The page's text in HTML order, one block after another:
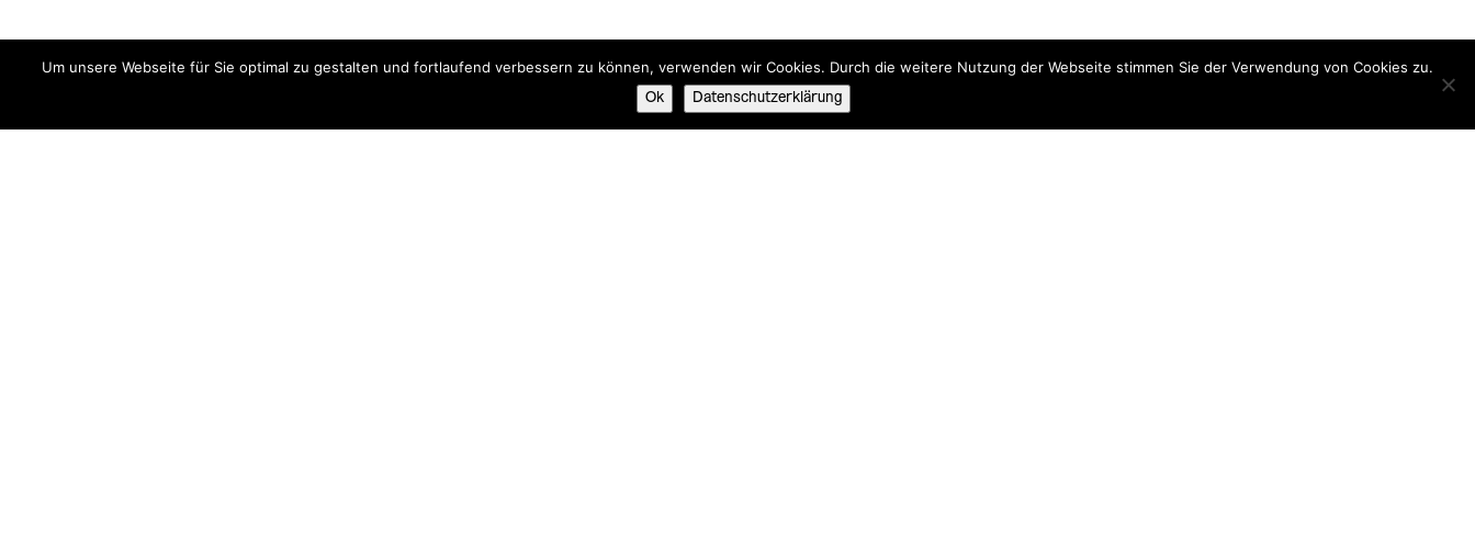
Um unsere Webseite für Sie optimal zu gestalten und fortlaufend verbessern zu können, verwenden wir Cookies. Durch die weitere Nutzung der Webseite stimmen Sie der Verwendung von Cookies zu.
Ok Datenschutzerklärung